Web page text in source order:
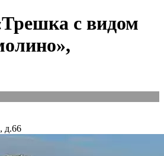
с видом
д.66